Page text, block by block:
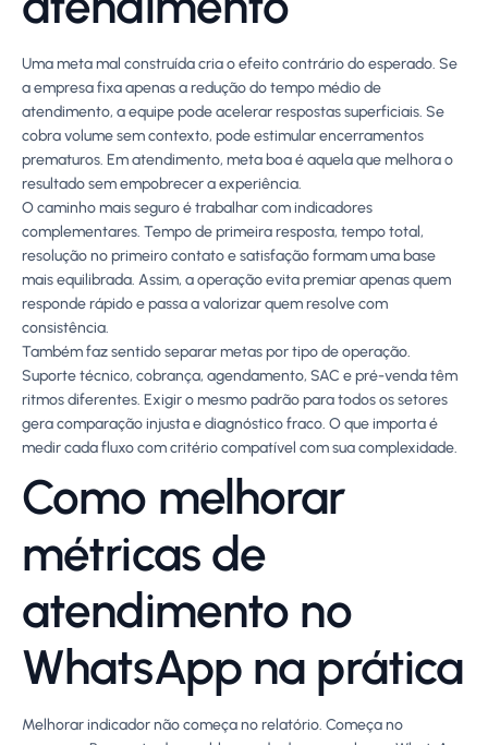
Uma meta mal construída cria o efeito contrário do esperado. Se
a empresa fixa apenas a redução do tempo médio de
atendimento, a equipe pode acelerar respostas superficiais. Se
cobra volume sem contexto, pode estimular encerramentos
prematuros. Em atendimento, meta boa é aquela que melhora o
resultado sem empobrecer a experiência.
O caminho mais seguro é trabalhar com indicadores
complementares. Tempo de primeira resposta, tempo total,
resolução no primeiro contato e satisfação formam uma base
mais equilibrada. Assim, a operação evita premiar apenas quem
responde rápido e passa a valorizar quem resolve com
consistência.
Também faz sentido separar metas por tipo de operação.
Suporte técnico, cobrança, agendamento, SAC e pré-venda têm
ritmos diferentes. Exigir o mesmo padrão para todos os setores
gera comparação injusta e diagnóstico fraco. O que importa é
medir cada fluxo com critério compatível com sua complexidade.
Como melhorar
métricas de
atendimento no
WhatsApp na prática
Melhorar indicador não começa no relatório. Começa no